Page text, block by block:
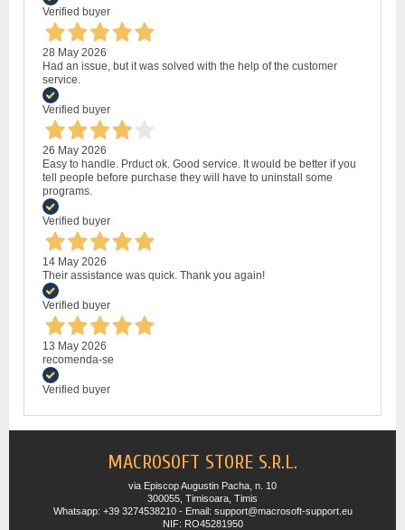
Verified buyer
28 May 2026
Had an issue, but it was solved with the help of the customer
service.
Verified buyer
26 May 2026
Easy to handle. Prduct ok. Good service. It would be better if you
tell people before purchase they will have to uninstall some
programs.
Verified buyer
14 May 2026
Their assistance was quick. Thank you again!
Verified buyer
13 May 2026
recomenda-se
Verified buyer
MACROSOFT STORE S.R.L.
via Episcop Augustin Pacha, n. 10
300055, Timisoara, Timis
Whatsapp: +39 3274538210 - Email: support@macrosoft-support.eu
NIF: RO45281950